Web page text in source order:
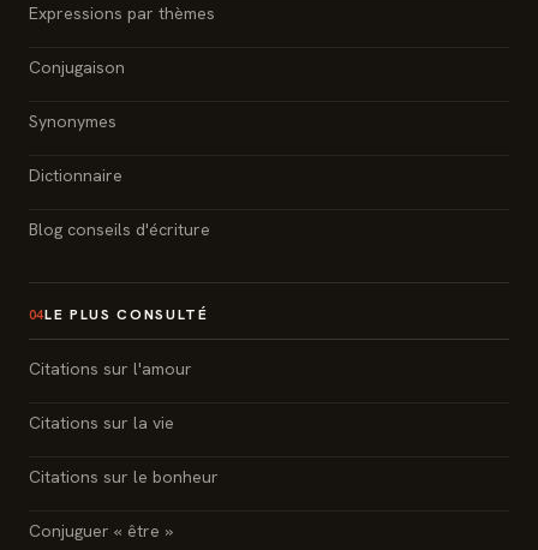
Expressions par thèmes
Conjugaison
Synonymes
Dictionnaire
Blog conseils d'écriture
04LE PLUS CONSULTÉ
Citations sur l'amour
Citations sur la vie
Citations sur le bonheur
Conjuguer « être »